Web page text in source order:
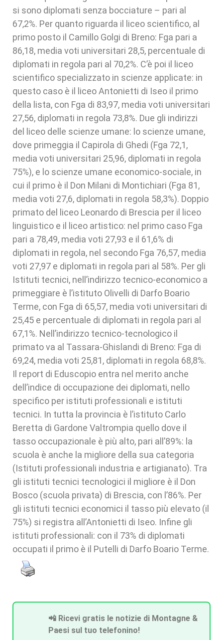
si sono diplomati senza bocciature – pari al
67,2%. Per quanto riguarda il liceo scientifico, al
primo posto il Camillo Golgi di Breno: Fga pari a
86,18, media voti universitari 28,5, percentuale di
diplomati in regola pari al 70,2%. C’è poi il liceo
scientifico specializzato in scienze applicate: in
questo caso è il liceo Antonietti di Iseo il primo
della lista, con Fga di 83,97, media voti universitari
27,56, diplomati in regola 73,8%. Due gli indirizzi
del liceo delle scienze umane: lo scienze umane,
dove primeggia il Capirola di Ghedi (Fga 72,1,
media voti universitari 25,96, diplomati in regola
75%), e lo scienze umane economico-sociale, in
cui il primo è il Don Milani di Montichiari (Fga 81,
media voti 27,6, diplomati in regola 58,3%). Doppio
primato del liceo Leonardo di Brescia per il liceo
linguistico e il liceo artistico: nel primo caso Fga
pari a 78,49, media voti 27,93 e il 61,6% di
diplomati in regola, nel secondo Fga 76,57, media
voti 27,97 e diplomati in regola pari al 58%. Per gli
Istituti tecnici, nell’indirizzo tecnico-economico a
primeggiare è l’istituto Olivelli di Darfo Boario
Terme, con Fga di 65,57, media voti universitari di
25,45 e percentuale di diplomati in regola pari al
67,1%. Nell’indirizzo tecnico-tecnologico il
primato va al Tassara-Ghislandi di Breno: Fga di
69,24, media voti 25,81, diplomati in regola 68,8%.
Il report di Eduscopio entra nel merito anche
dell’indice di occupazione dei diplomati, nello
specifico per istituti professionali e istituti
tecnici. In tutta la provincia è l’istituto Carlo
Beretta di Gardone Valtrompia quello dove il
tasso occupazionale è più alto, pari all’89%: la
scuola è anche la migliore della sua categoria
(Istituti professionali industria e artigianato). Tra
gli istituti tecnici tecnologici il migliore è il Don
Bosco (scuola privata) di Brescia, con l’86%. Per
gli istituti tecnici economici il tasso più elevato (il
75%) si registra all’Antonietti di Iseo. Infine gli
istituti professionali: con il 73% di diplomati
occupati il primo è il Putelli di Darfo Boario Terme.
📲 Ricevi gratis le notizie di Montagne &
Paesi sul tuo telefonino!